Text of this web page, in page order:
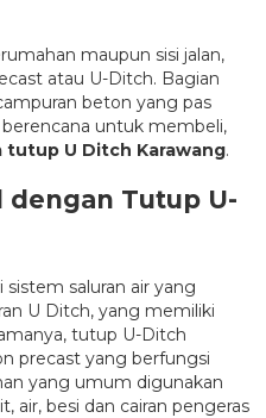
maupun sisi jalan,
atau U-Ditch. Bagian
beton yang pas
untuk membeli,
tutup U Ditch Karawang.
dengan Tutup U-
saluran air yang
U Ditch, yang memiliki
tutup U-Ditch
precast yang berfungsi
yang umum digunakan
air, besi dan cairan pengeras